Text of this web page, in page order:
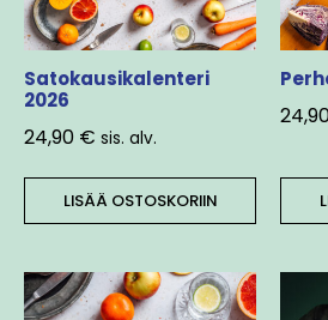
Satokausikalenteri
2026
24,90 € sis. alv.
LISÄÄ OSTOSKORIIN